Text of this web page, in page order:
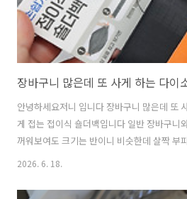
장바구니 많은데 또 사게 하는 다이
안녕하세요저니 입니다 장바구니 많은데 또
게 접는 접이식 숄더백입니다 일반 장바구니
꺼워보여도 크기는 반이니 비슷한데 살짝 부
좋아서엄마도 한 개 사드렸어요3,000원으로
접히는 매직2. 많이 담기는 매직3. 지퍼가 있
2026. 6. 18.